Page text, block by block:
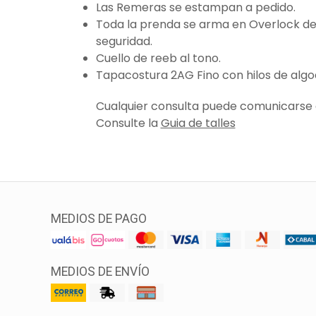
Las Remeras se estampan a pedido.
Toda la prenda se arma en Overlock
seguridad.
Cuello de reeb al tono.
Tapacostura 2AG Fino con hilos de
Cualquier consulta puede comunicarse
Consulte la Guia de talles
MEDIOS DE PAGO
MEDIOS DE ENVÍO